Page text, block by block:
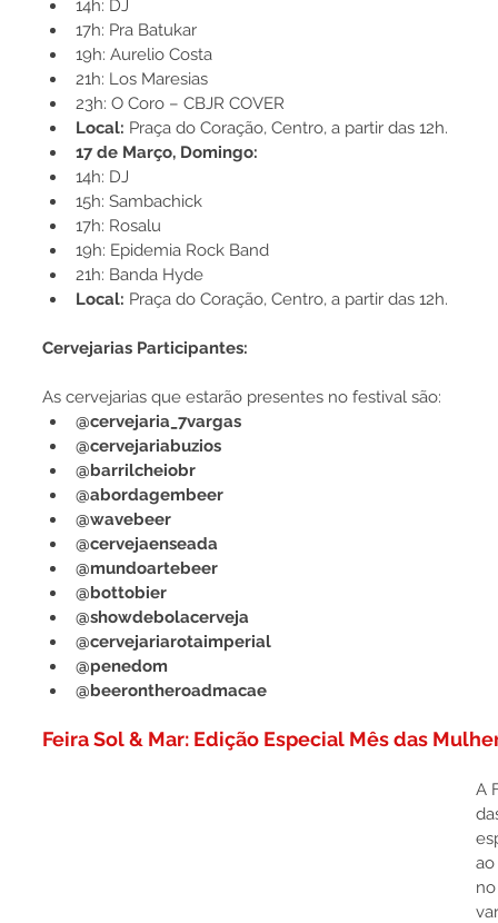
14h: DJ
17h: Pra Batukar
19h: Aurelio Costa
21h: Los Maresias
23h: O Coro – CBJR COVER
Local: Praça do Coração, Centro, a partir das 12h.
17 de Março, Domingo:
14h: DJ
15h: Sambachick
17h: Rosalu
19h: Epidemia Rock Band
21h: Banda Hyde
Local: Praça do Coração, Centro, a partir das 12h.
Cervejarias Participantes:
As cervejarias que estarão presentes no festival são:
@cervejaria_7vargas
@cervejariabuzios
@barrilcheiobr
@abordagembeer
@wavebeer
@cervejaenseada
@mundoartebeer
@bottobier
@showdebolacerveja
@cervejariarotaimperial
@penedom
@beerontheroadmacae
Feira Sol & Mar: Edição Especial Mês das
A